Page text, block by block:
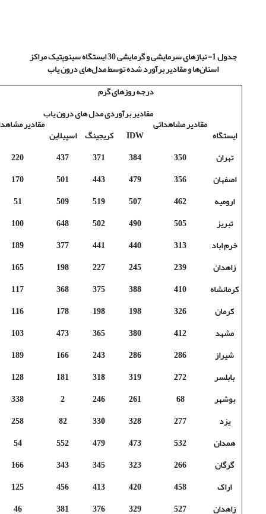
جدول 1 - نیازهای سرمایشی و گرمایشی 30 ایستگاه سینوپتیک مراکز
استان‌ها و مقادیر برآورد شده توسط مدل‌های درون یاب
درجه روزهای گرم
مقادیر مشاهداتی
مقادیر برآوردی مدل های درون یاب
مقادیر
ایستگاه IDW کریجینگ اسپیلاین
تهران
350
384
371
437
220
اصفهان
356
479
443
501
170
ارومیه
462
507
519
509
51
تبریز
505
490
502
648
100
خرم اباد
313
440
441
377
189
زاهدان
239
245
227
198
165
کرمانشاه
410
388
375
368
117
کرمان
326
198
198
178
116
مشهد
412
380
365
473
103
شیراز
286
286
243
166
189
بابلسر
272
319
318
181
128
بوشهر
68
261
246
2
338
یزد
277
328
330
82
258
همدان
532
473
479
552
54
گرگان
266
323
345
343
166
اراک
458
420
413
456
125
زاهدان
527
329
376
381
46